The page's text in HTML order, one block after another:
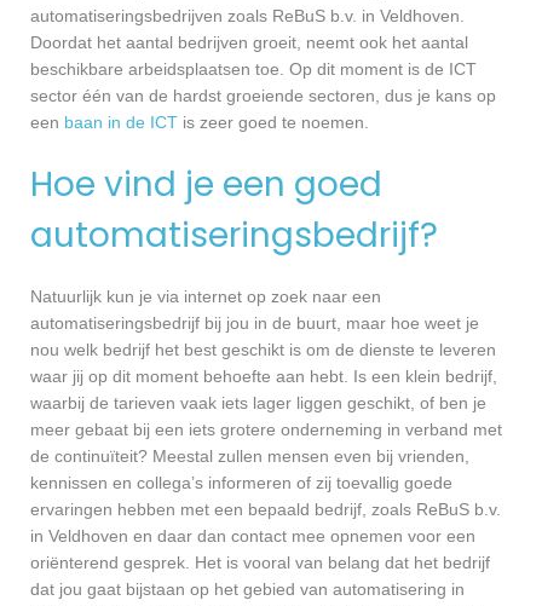
automatiseringsbedrijven zoals ReBuS b.v. in Veldhoven.
Doordat het aantal bedrijven groeit, neemt ook het aantal
beschikbare arbeidsplaatsen toe. Op dit moment is de ICT
sector één van de hardst groeiende sectoren, dus je kans op
een baan in de ICT is zeer goed te noemen.
Hoe vind je een goed
automatiseringsbedrijf?
Natuurlijk kun je via internet op zoek naar een
automatiseringsbedrijf bij jou in de buurt, maar hoe weet je
nou welk bedrijf het best geschikt is om de dienste te leveren
waar jij op dit moment behoefte aan hebt. Is een klein bedrijf,
waarbij de tarieven vaak iets lager liggen geschikt, of ben je
meer gebaat bij een iets grotere onderneming in verband met
de continuïteit? Meestal zullen mensen even bij vrienden,
kennissen en collega’s informeren of zij toevallig goede
ervaringen hebben met een bepaald bedrijf, zoals ReBuS b.v.
in Veldhoven en daar dan contact mee opnemen voor een
oriënterend gesprek. Het is vooral van belang dat het bedrijf
dat jou gaat bijstaan op het gebied van automatisering in